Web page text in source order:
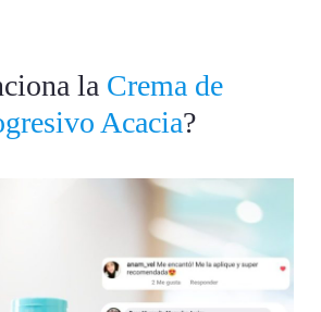
la Crema de
Acacia?